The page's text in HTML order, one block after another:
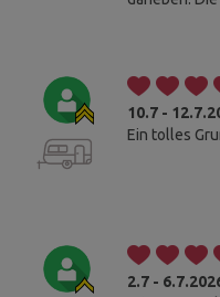
10.7 -
Ein tolles
2.7 -